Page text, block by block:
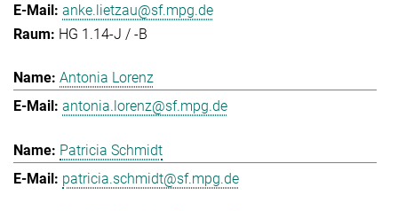
anke.lietzau@sf.mpg.de
HG 1.14-J / -B
Antonia Lorenz
antonia.lorenz@sf.mpg.de
Patricia Schmidt
patricia.schmidt@sf.mpg.de